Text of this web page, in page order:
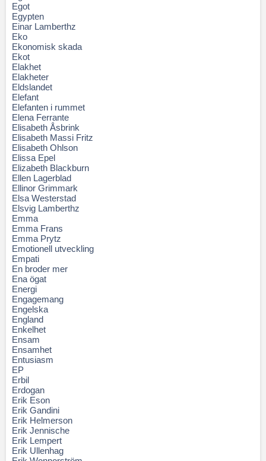
Egot
Egypten
Einar Lamberthz
Eko
Ekonomisk skada
Ekot
Elakhet
Elakheter
Eldslandet
Elefant
Elefanten i rummet
Elena Ferrante
Elisabeth Åsbrink
Elisabeth Massi Fritz
Elisabeth Ohlson
Elissa Epel
Elizabeth Blackburn
Ellen Lagerblad
Ellinor Grimmark
Elsa Westerstad
Elsvig Lamberthz
Emma
Emma Frans
Emma Prytz
Emotionell utveckling
Empati
En broder mer
Ena ögat
Energi
Engagemang
Engelska
England
Enkelhet
Ensam
Ensamhet
Entusiasm
EP
Erbil
Erdogan
Erik Eson
Erik Gandini
Erik Helmerson
Erik Jennische
Erik Lempert
Erik Ullenhag